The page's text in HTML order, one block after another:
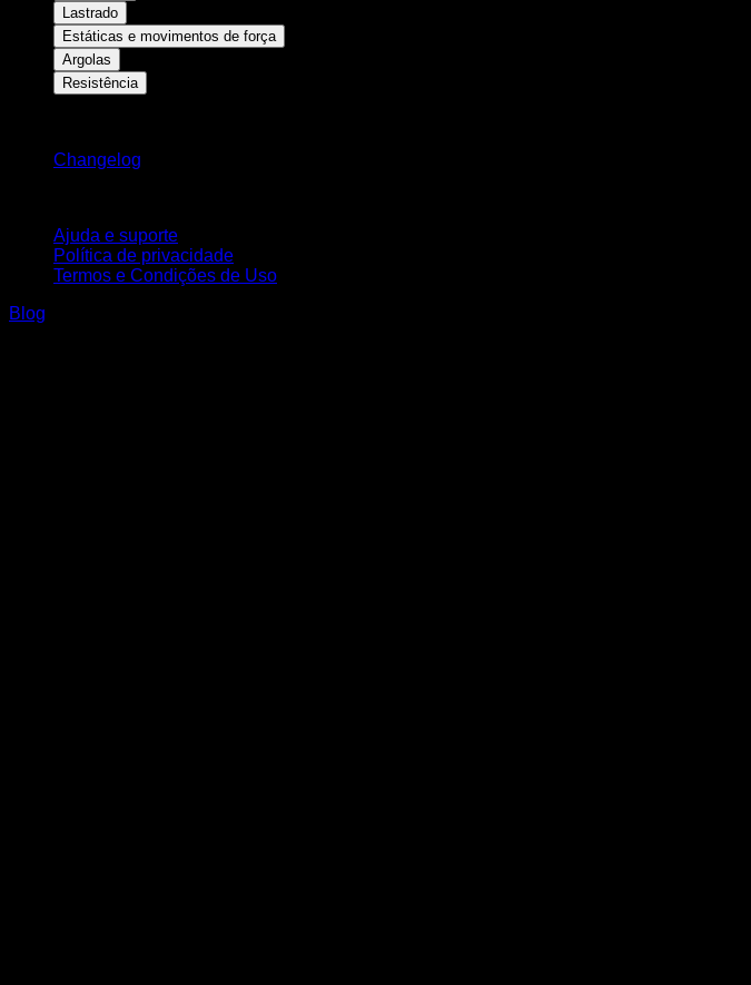
Lastrado
Estáticas e movimentos de força
Argolas
Resistência
Changelog
Ajuda e suporte
Política de privacidade
Termos e Condições de Uso
Blog